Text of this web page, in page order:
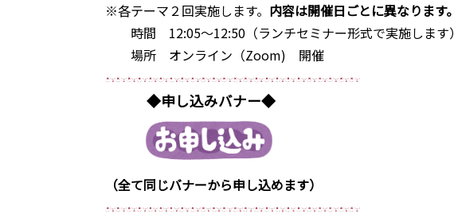
※各テーマ２回実施します。 内容は開催日ごとに異なります。
時間 12:05～12:50（ランチセミナー形式で実施します）
場所 オンライン（Zoom) 開催
◆申し込みバナー◆
（全て同じバナーから申し込めます）